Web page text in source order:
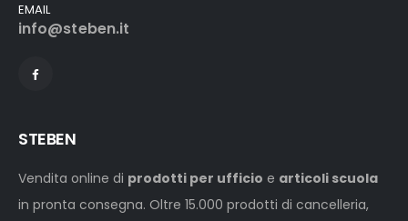
EMAIL
info@steben.it
STEBEN
Vendita online di prodotti per ufficio e articoli scuola
in pronta consegna. Oltre 15.000 prodotti di cancelleria,